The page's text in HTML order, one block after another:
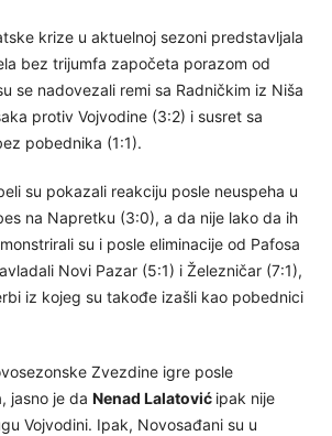
krize u aktuelnoj sezoni predstavljala
bez trijumfa započeta porazom od
se nadovezali remi sa Radničkim iz Niša
protiv Vojvodine (3:2) i susret sa
pobednika (1:1).
su pokazali reakciju posle neuspeha u
na Napretku (3:0), a da nije lako da ih
su i posle eliminacije od Pafosa
Novi Pazar (5:1) i Železničar (7:1),
iz kojeg su takođe izašli kao pobednici
Zvezdine igre posle
jasno je da Nenad Lalatović ipak nije
Vojvodini. Ipak, Novosađani su u